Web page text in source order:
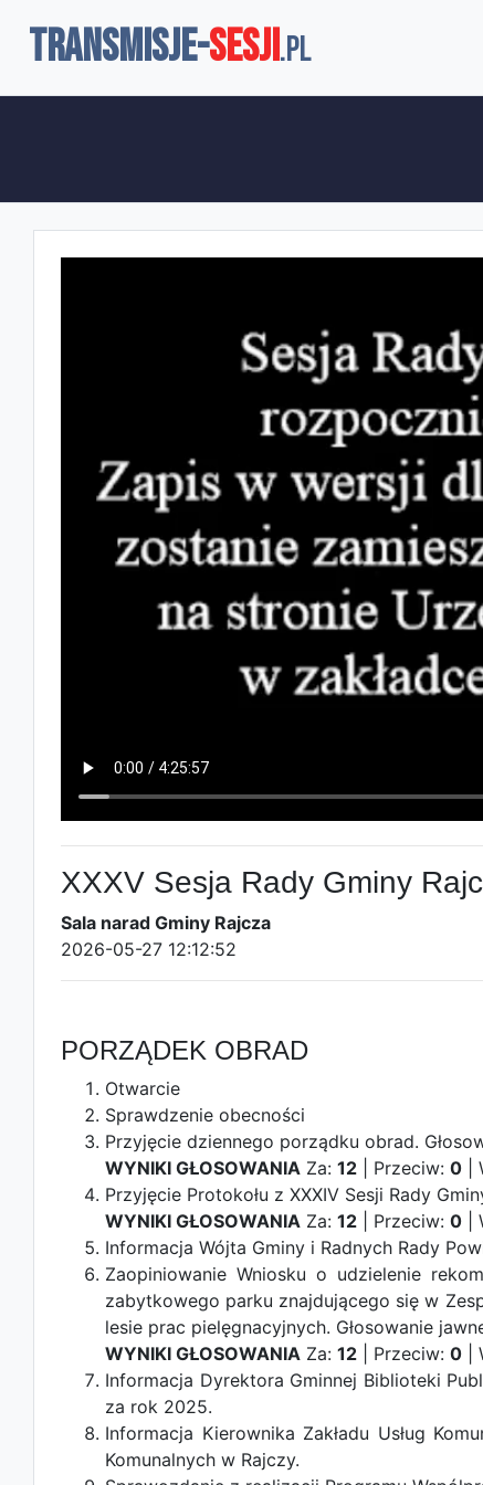
TRANSMISJE-SESJI.pl
XXXV Sesja Rady Gminy
Sala narad Gminy Rajcza
2026-05-27 12:12:52
PORZĄDEK OBRAD
Otwarcie
Sprawdzenie obecności
Przyjęcie dziennego porządku obrad.
WYNIKI GŁOSOWANIA Za: 12 | Przeciw: 0 |
Przyjęcie Protokołu z XXXIV Sesji Rady
WYNIKI GŁOSOWANIA Za: 12 | Przeciw: 0 |
Informacja Wójta Gminy i Radnych Rady
Zaopiniowanie Wniosku o udzielenie
zabytkowego parku znajdującego się w
lesie prac pielęgnacyjnych. Głosowanie
WYNIKI GŁOSOWANIA Za: 12 | Przeciw: 0 |
Informacja Dyrektora Gminnej Biblioteki
za rok 2025.
Informacja Kierownika Zakładu Usług
Komunalnych w Rajczy.